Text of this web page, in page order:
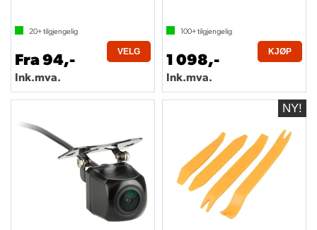
20+tilgjengelig
Fra 94,-
Ink.mva.
VELG
100+tilgjengelig
1 098,-
Ink.mva.
KJØP